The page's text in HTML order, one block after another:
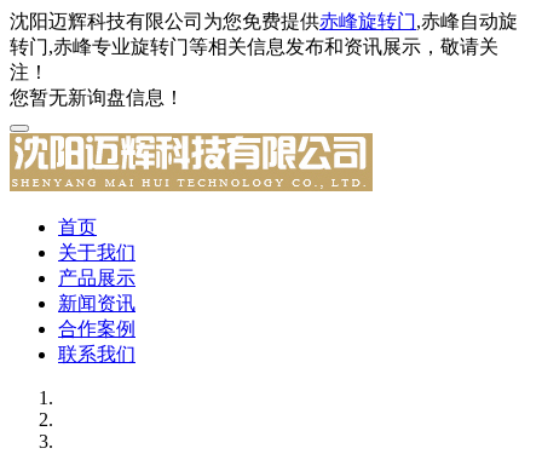
沈阳迈辉科技有限公司为您免费提供赤峰旋转门,赤峰自动旋
转门,赤峰专业旋转门等相关信息发布和资讯展示，敬请关
注！
您暂无新询盘信息！
首页
关于我们
产品展示
新闻资讯
合作案例
联系我们